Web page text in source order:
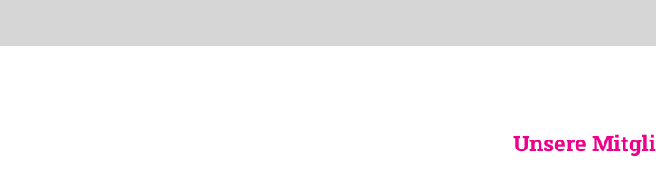
Unsere